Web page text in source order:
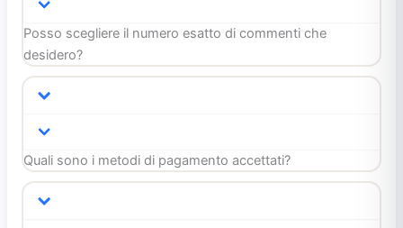
Posso scegliere il numero esatto di commenti che
desidero?
Quali sono i metodi di pagamento accettati?